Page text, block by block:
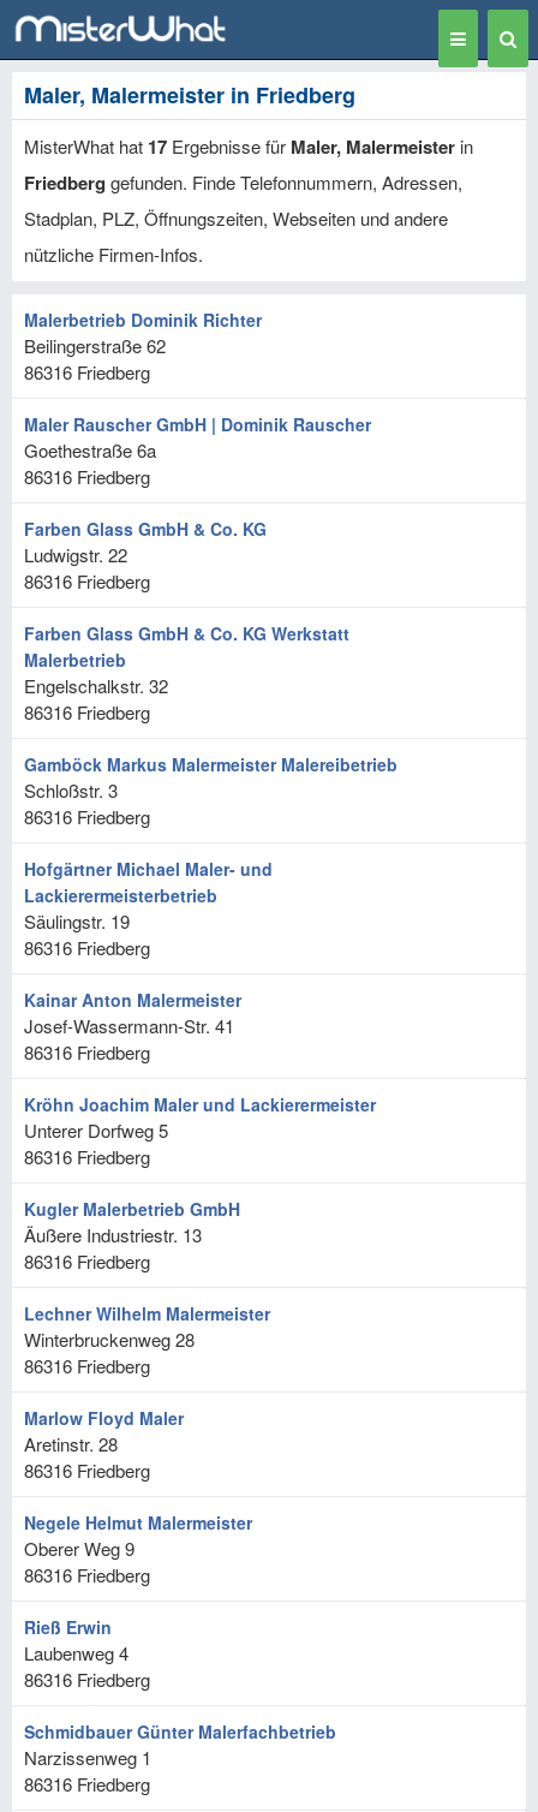
Toggle
navigation
Maler, Malermeister in Friedberg
MisterWhat hat 17 Ergebnisse für Maler, Malermeister in
Friedberg gefunden. Finde Telefonnummern, Adressen,
Stadplan, PLZ, Öffnungszeiten, Webseiten und andere
nützliche Firmen-Infos.
Malerbetrieb Dominik Richter
Beilingerstraße 62
86316 Friedberg
Maler Rauscher GmbH | Dominik Rauscher
Goethestraße 6a
86316 Friedberg
Farben Glass GmbH & Co. KG
Ludwigstr. 22
86316 Friedberg
Farben Glass GmbH & Co. KG Werkstatt
Malerbetrieb
Engelschalkstr. 32
86316 Friedberg
Gamböck Markus Malermeister Malereibetrieb
Schloßstr. 3
86316 Friedberg
Hofgärtner Michael Maler- und
Lackierermeisterbetrieb
Säulingstr. 19
86316 Friedberg
Kainar Anton Malermeister
Josef-Wassermann-Str. 41
86316 Friedberg
Kröhn Joachim Maler und Lackierermeister
Unterer Dorfweg 5
86316 Friedberg
Kugler Malerbetrieb GmbH
Äußere Industriestr. 13
86316 Friedberg
Lechner Wilhelm Malermeister
Winterbruckenweg 28
86316 Friedberg
Marlow Floyd Maler
Aretinstr. 28
86316 Friedberg
Negele Helmut Malermeister
Oberer Weg 9
86316 Friedberg
Rieß Erwin
Laubenweg 4
86316 Friedberg
Schmidbauer Günter Malerfachbetrieb
Narzissenweg 1
86316 Friedberg